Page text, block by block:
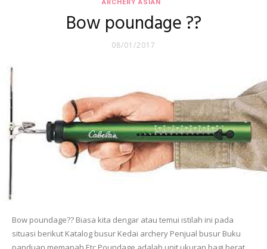
ARCHERY ASIAN
Bow poundage ??
08/01/2017
Bow poundage?? Biasa kita dengar atau temui istilah ini pada
situasi berikut Katalog busur Kedai archery Penjual busur Buku